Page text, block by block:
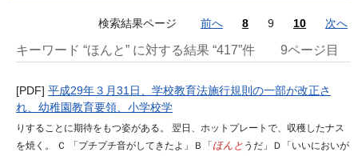
検索結果ページ 前へ 8 9 10 次へ
キーワード “ほんと” に対する結果 “417”件 9ページ目
[PDF] 平成29年３月31日、学校教育法施行規則の一部が改正さ
れ、幼稚園教育要領、小学校学
りすることに期待をもつ姿がある。 翌日、ホットプレートで、収穫したナス
を焼く。 Ｃ 「プチプチ音がしてきたよ」Ｂ「 ほんと うだ」Ｄ「いいにおいが